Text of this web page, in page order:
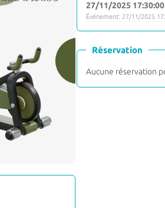
27/11/2025 17:30:00
Événement: 27/11/2025
Réservation
Aucune réservation